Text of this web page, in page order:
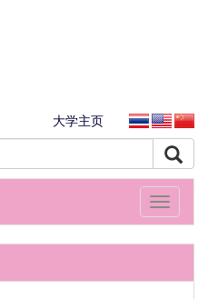
大学主页
Toggle